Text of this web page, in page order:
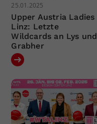
25.01.2025
Upper Austria Ladies
Linz: Letzte
Wildcards an Lys und
Grabher